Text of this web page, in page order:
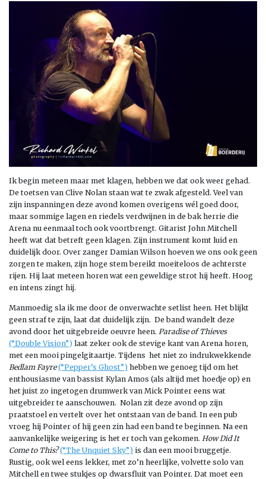
Ik begin meteen maar met klagen, hebben we dat ook weer gehad.
De toetsen van Clive Nolan staan wat te zwak afgesteld. Veel van
zijn inspanningen deze avond komen overigens wél goed door,
maar sommige lagen en riedels verdwijnen in de bak herrie die
Arena nu eenmaal toch ook voortbrengt. Gitarist John Mitchell
heeft wat dat betreft geen klagen. Zijn instrument komt luid en
duidelijk door. Over zanger Damian Wilson hoeven we ons ook geen
zorgen te maken, zijn hoge stem bereikt moeiteloos de achterste
rijen. Hij laat meteen horen wat een geweldige strot hij heeft. Hoog
en intens zingt hij.
Manmoedig sla ik me door de onverwachte setlist heen. Het blijkt
geen straf te zijn, laat dat duidelijk zijn. De band wandelt deze
avond door het uitgebreide oeuvre heen. Paradise of Thieves
(“Double Vision”) laat zeker ook de stevige kant van Arena horen,
met een mooi pingelgitaartje. Tijdens het niet zo indrukwekkende
Bedlam Fayre (“Pepper’s Ghost”) hebben we genoeg tijd om het
enthousiasme van bassist Kylan Amos (als altijd met hoedje op) en
het juist zo ingetogen drumwerk van Mick Pointer eens wat
uitgebreider te aanschouwen. Nolan zit deze avond op zijn
praatstoel en vertelt over het ontstaan van de band. In een pub
vroeg hij Pointer of hij geen zin had een band te beginnen. Na een
aanvankelijke weigering is het er toch van gekomen. How Did It
Come to This? (“The Unquiet Sky”) is dan een mooi bruggetje.
Rustig, ook wel eens lekker, met zo’n heerlijke, volvette solo van
Mitchell en twee stukjes op dwarsfluit van Pointer. Dat moet een